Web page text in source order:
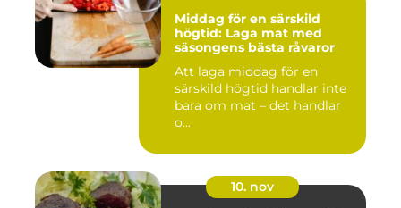
Middag för en särskild
högtid: Laga mat med
säsongens bästa råvaror
Att laga middag för en
särskild högtid handlar inte
bara om mat – det handlar
o...
10. nov